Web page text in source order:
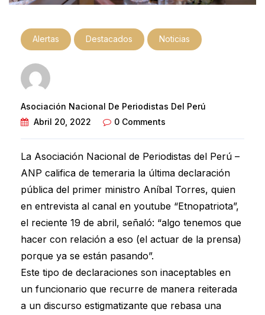
Alertas Destacados Noticias
Asociación Nacional De Periodistas Del Perú
Abril 20, 2022
0 Comments
La Asociación Nacional de Periodistas del Perú –
ANP califica de temeraria la última declaración
pública del primer ministro Aníbal Torres, quien
en entrevista al canal en youtube “Etnopatriota”,
el reciente 19 de abril, señaló: “algo tenemos que
hacer con relación a eso (el actuar de la prensa)
porque ya se están pasando”.
Este tipo de declaraciones son inaceptables en
un funcionario que recurre de manera reiterada
a un discurso estigmatizante que rebasa una